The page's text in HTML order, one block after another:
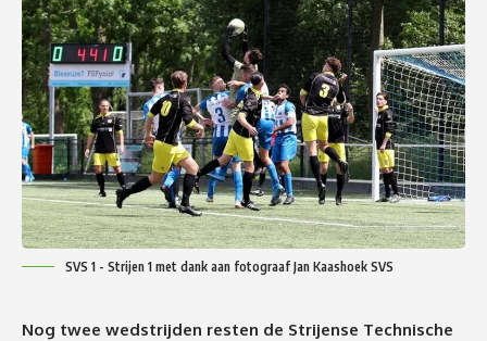
SVS 1 - Strijen 1 met dank aan fotograaf Jan Kaashoek SVS
Nog twee wedstrijden resten de Strijense Technische